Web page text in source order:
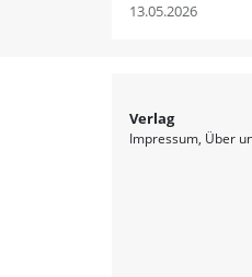
13.05.2026
Verlag
Impressum Über